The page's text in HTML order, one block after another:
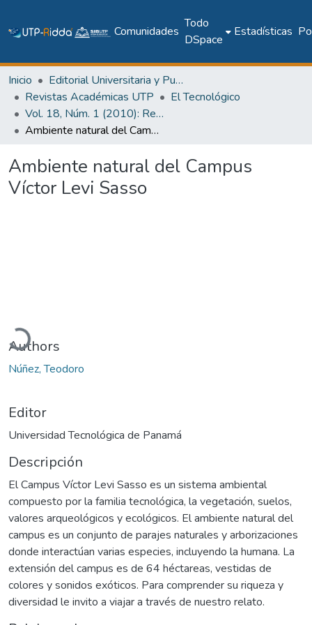
Comunidades
Todo
DSpace
Estadísticas
Inicio
Editorial Universitaria y Publicaciones Seriadas
Revistas Académicas UTP
El Tecnológico
Vol. 18, Núm. 1 (2010): Revista EL TECNOLÓGICO
Ambiente natural del Campus Víctor Levi Sasso
Ambiente natural del Campus
Víctor Levi Sasso
Cargando...
Authors
Núñez, Teodoro
Editor
Universidad Tecnológica de Panamá
Descripción
El Campus Víctor Levi Sasso es un sistema ambiental
compuesto por la familia tecnológica, la vegetación, suelos,
valores arqueológicos y ecológicos. El ambiente natural del
campus es un conjunto de parajes naturales y arborizaciones
donde interactúan varias especies, incluyendo la humana. La
extensión del campus es de 64 héctareas, vestidas de
colores y sonidos exóticos. Para comprender su riqueza y
diversidad le invito a viajar a través de nuestro relato.